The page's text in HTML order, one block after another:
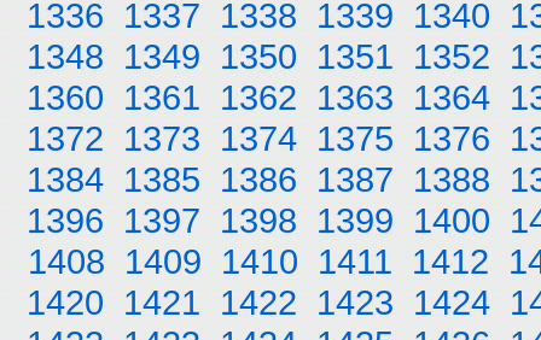
1336 1337 1338 1339 1340
1348 1349 1350 1351 1352
1360 1361 1362 1363 1364
1372 1373 1374 1375 1376
1384 1385 1386 1387 1388
1396 1397 1398 1399 1400
1408 1409 1410 1411 1412
1420 1421 1422 1423 1424